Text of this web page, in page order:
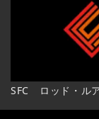
SFC ロッド・ル